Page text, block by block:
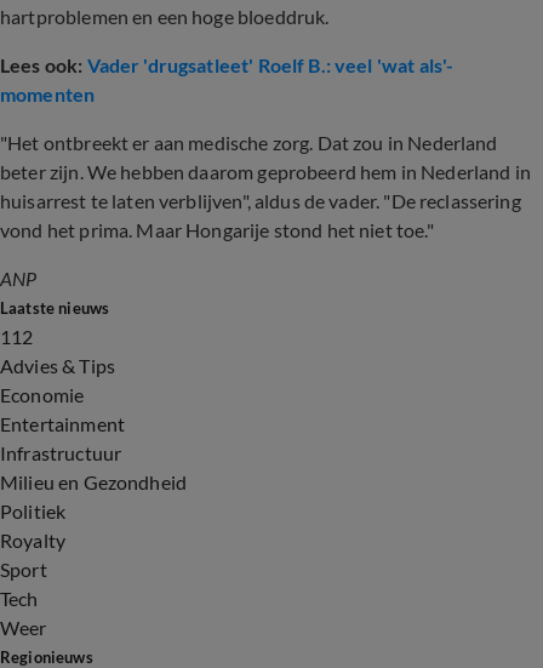
hartproblemen en een hoge bloeddruk.
Lees ook: Vader 'drugsatleet' Roelf B.: veel 'wat als'-
momenten
"Het ontbreekt er aan medische zorg. Dat zou in Nederland
beter zijn. We hebben daarom geprobeerd hem in Nederland in
huisarrest te laten verblijven", aldus de vader. "De reclassering
vond het prima. Maar Hongarije stond het niet toe."
ANP
Laatste nieuws
112
Advies & Tips
Economie
Entertainment
Infrastructuur
Milieu en Gezondheid
Politiek
Royalty
Sport
Tech
Weer
Regionieuws